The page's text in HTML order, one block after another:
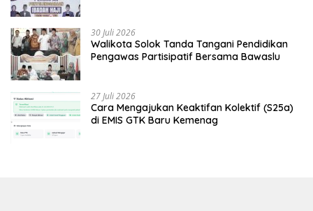
30 Juli 2026
Walikota Solok Tanda Tangani Pendidikan
Pengawas Partisipatif Bersama Bawaslu
27 Juli 2026
Cara Mengajukan Keaktifan Kolektif (S25a)
di EMIS GTK Baru Kemenag